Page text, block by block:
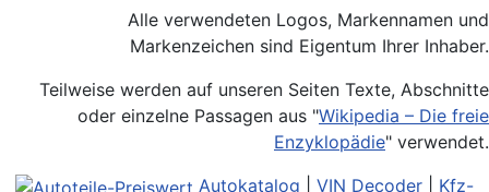
Alle verwendeten Logos, Markennamen und
Markenzeichen sind Eigentum Ihrer Inhaber.
Teilweise werden auf unseren Seiten Texte, Abschnitte
oder einzelne Passagen aus "Wikipedia – Die freie
Enzyklopädie" verwendet.
Autokatalog
VIN Decoder
Kfz-